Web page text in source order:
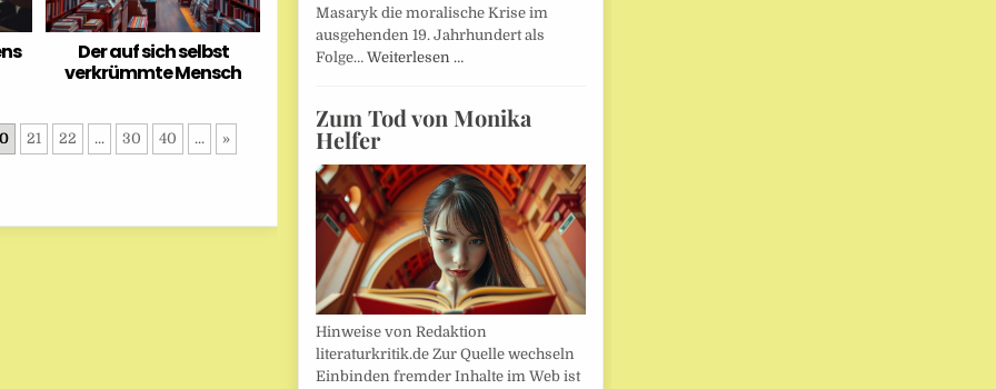
Der auf sich selbst
verkrümmte Mensch
21 22 ... 30 40 ... »
Masaryk die moralische Krise im
ausgehenden 19. Jahrhundert als
Folge… Weiterlesen …
Zum Tod von Monika
Helfer
Hinweise von Redaktion
literaturkritik.de Zur Quelle wechseln
Einbinden fremder Inhalte im Web ist